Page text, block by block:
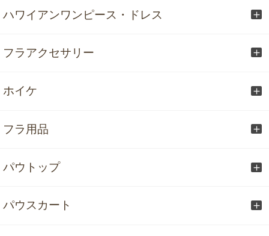
ハワイアンワンピース・ドレス
フラアクセサリー
ホイケ
フラ用品
パウトップ
パウスカート